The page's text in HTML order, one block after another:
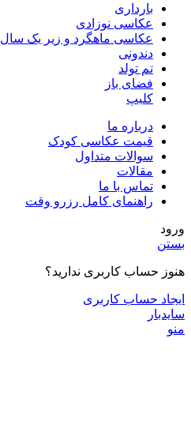
بارداری
عکاسی نوزادی
عکاسی ماهگرد و زیر یک سال
دندونی
تم تولد
فضای باز
کلیپ
درباره ما
قیمت عکاسی کودک
سوالات متداول
مقالات
تماس با ما
راهنمای کامل رزرو وقت
ورود
بستن
هنوز حساب کاربری ندارید؟
ایجاد حساب کاربری
سایدبار
منو